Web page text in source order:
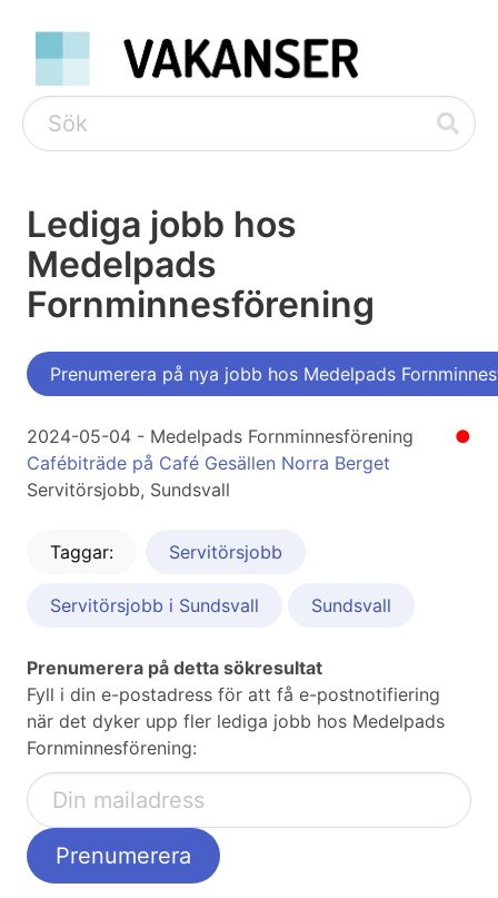
Lediga jobb hos
Medelpads
Fornminnesförening
Prenumerera på nya jobb hos Medelpads
●
2024-05-04 - Medelpads Fornminnesförening
Cafébiträde på Café Gesällen Norra Berget
Servitörsjobb, Sundsvall
Taggar: Servitörsjobb
Servitörsjobb i Sundsvall Sundsvall
Prenumerera på detta sökresultat
Fyll i din e-postadress för att få e-postnotifiering
när det dyker upp fler lediga jobb hos Medelpads
Fornminnesförening: